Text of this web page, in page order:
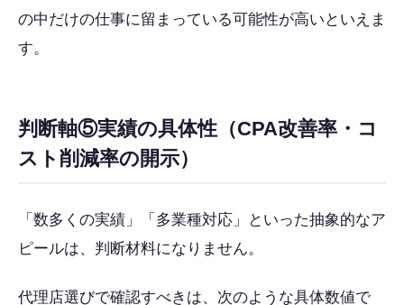
の中だけの仕事に留まっている可能性が高いといえま
す。
判断軸⑤実績の具体性（CPA改善率・コ
スト削減率の開示）
「数多くの実績」「多業種対応」といった抽象的なア
ピールは、判断材料になりません。
代理店選びで確認すべきは、次のような具体数値で